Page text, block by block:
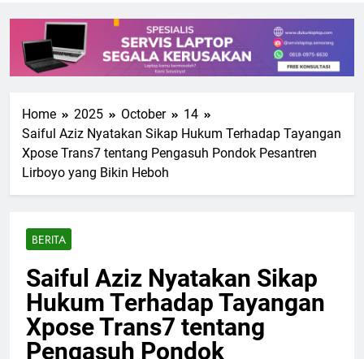
Home 2025 October
14
Saiful Aziz Nyatakan Sikap Hukum Terhadap Tayangan
Xpose Trans7 tentang Pengasuh Pondok Pesantren
Lirboyo yang Bikin Heboh
BERITA
Saiful Aziz Nyatakan Sikap
Hukum Terhadap Tayangan
Xpose Trans7 tentang
Pengasuh Pondok